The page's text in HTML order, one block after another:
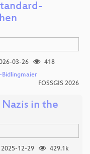
03-26
418
Bidlingmaier
FOSSGIS 2026
in the
2025-12-29
429.1k